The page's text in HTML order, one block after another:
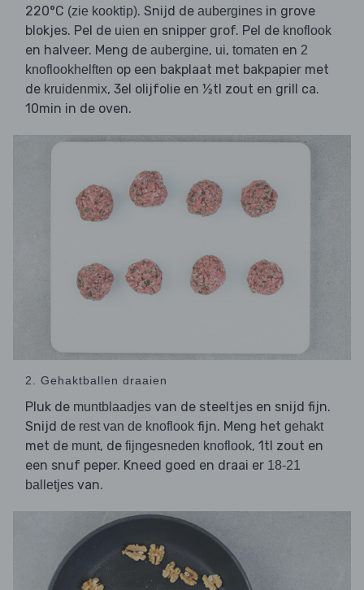
220°C (zie kooktip). Snijd de aubergines in grove
blokjes. Pel de uien en snipper grof. Pel de knoflook
en halveer. Meng de aubergine, ui, tomaten en 2
knoflookhelften op een bakplaat met bakpapier met
de kruidenmix, 3el olijfolie en ½tl zout en grill ca.
10min in de oven.
2. Gehaktballen draaien
Pluk de muntblaadjes van de steeltjes en snijd fijn.
Snijd de rest van de knoflook fijn. Meng het gehakt
met de munt, de fijngesneden knoflook, 1tl zout en
een snuf peper. Kneed goed en draai er 18-21
balletjes van.